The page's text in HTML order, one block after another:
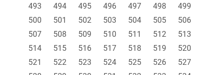
493
494 495 496 497 498
499
500
501 502 503 504 505
506
507
508 509 510 511 512
513
514
515 516 517 518 519
520
521
522 523 524 525 526
527